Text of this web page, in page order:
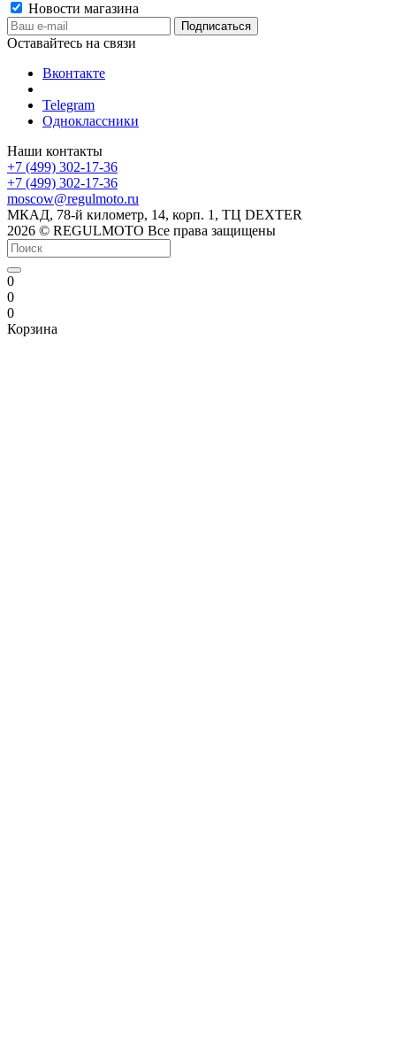
Новости магазина
Оставайтесь на связи
Вконтакте
Telegram
Одноклассники
Наши контакты
+7 (499) 302-17-36
+7 (499) 302-17-36
moscow@regulmoto.ru
МКАД, 78-й километр, 14, корп. 1, ТЦ DEXTER
2026 © REGULMOTO Все права защищены
0
0
0
Корзина